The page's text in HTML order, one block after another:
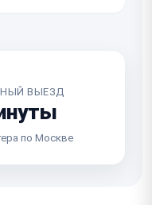
ВЫЕЗД
по Москве